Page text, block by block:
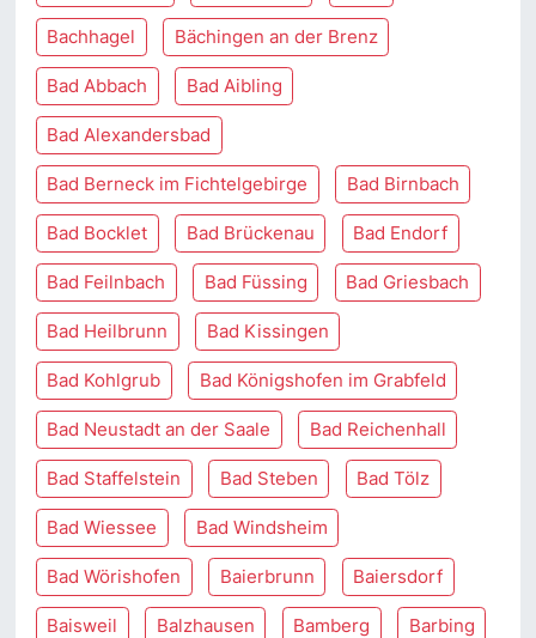
Bachhagel Bächingen an der Brenz
Bad Abbach Bad Aibling
Bad Alexandersbad
Bad Berneck im Fichtelgebirge Bad Birnbach
Bad Bocklet Bad Brückenau Bad Endorf
Bad Feilnbach Bad Füssing Bad Griesbach
Bad Heilbrunn Bad Kissingen
Bad Kohlgrub Bad Königshofen im Grabfeld
Bad Neustadt an der Saale Bad Reichenhall
Bad Staffelstein Bad Steben Bad Tölz
Bad Wiessee Bad Windsheim
Bad Wörishofen Baierbrunn Baiersdorf
Baisweil Balzhausen Bamberg Barbing